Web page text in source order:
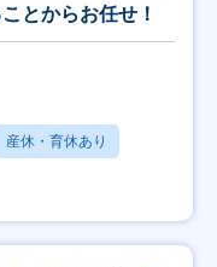
とからお任せ！
産休・育休あり